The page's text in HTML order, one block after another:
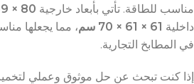
مناسب للطاقة. تأتي بأبعاد خارجية 80 × 69 × 86 سم
داخلية 61 × 61 × 70 سم
، مما يجعلها
في المطابخ التجارية.